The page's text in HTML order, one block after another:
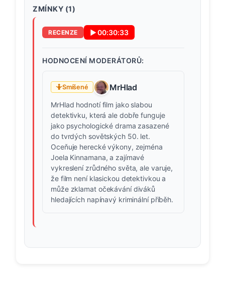
ZMÍNKY (1)
RECENZE ▶00:30:33
HODNOCENÍ MODERÁTORŮ:
🤷Smíšené MrHlad
MrHlad hodnotí film jako slabou
detektivku, která ale dobře funguje
jako psychologické drama zasazené
do tvrdých sovětských 50. let.
Oceňuje herecké výkony, zejména
Joela Kinnamana, a zajímavé
vykreslení zrůdného světa, ale varuje,
že film není klasickou detektivkou a
může zklamat očekávání diváků
hledajících napínavý kriminální příběh.